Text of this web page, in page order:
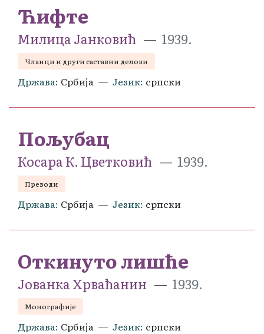
Ћифте
Милица Јанковић 1939.
Чланци и други саставни делови
Држава Србија Језик српски
Пољубац
Косара К. Цветковић 1939.
Преводи
Држава Србија Језик српски
Откинуто лишће
Јованка Хрваћанин 1939.
Монографије
Држава Србија Језик српски